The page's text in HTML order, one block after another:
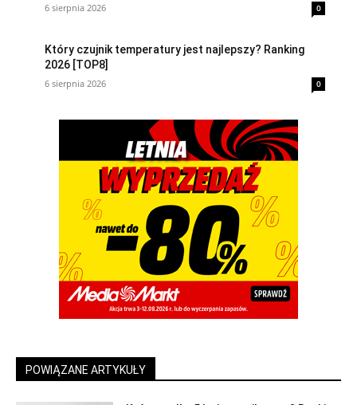
6 sierpnia 2026 0
Który czujnik temperatury jest najlepszy? Ranking
2026 [TOP8]
6 sierpnia 2026 0
POWIĄZANE ARTYKUŁY